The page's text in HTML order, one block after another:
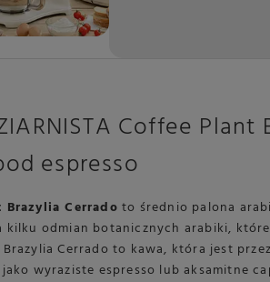
Coffee
espresso
Brazylia Cerrado to średnio palona
kilku odmian botanicznych arabiki,
Cerrado to kawa, która jest
wyraziste espresso lub aksamitne